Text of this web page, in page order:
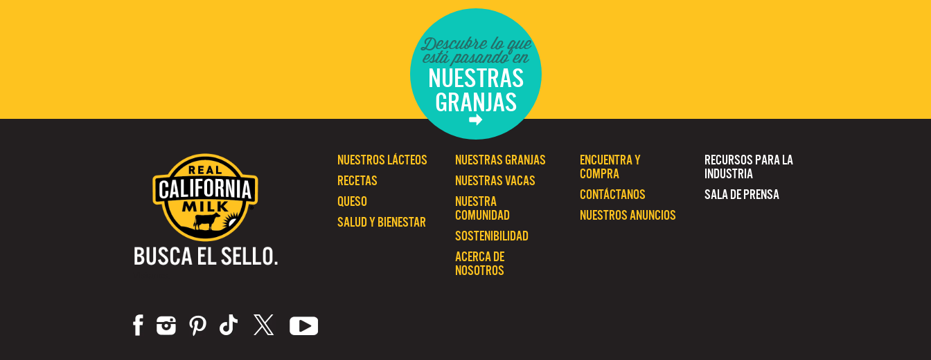
Descubre lo que
está pasando en
NUESTRAS
GRANJAS
RECURSOS PARA LA
INDUSTRIA
SALA DE PRENSA
ENCUENTRA Y
COMPRA
CONTÁCTANOS
NUESTROS ANUNCIOS
NUESTRAS GRANJAS
NUESTRAS VACAS
NUESTRA
COMUNIDAD
SOSTENIBILIDAD
ACERCA DE
NOSOTROS
NUESTROS LÁCTEOS
RECETAS
QUESO
SALUD Y BIENESTAR